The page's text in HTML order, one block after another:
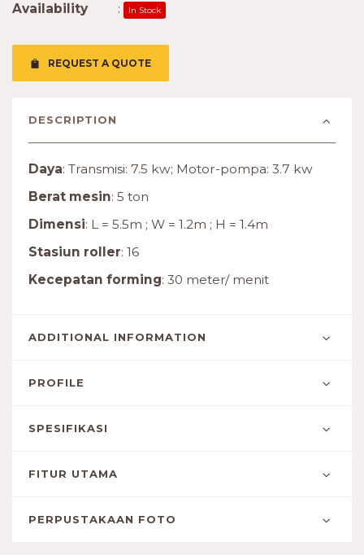
REQUEST A QUOTE
Availability
: In Stock
DESCRIPTION
Daya: Transmisi: 7.5 kw; Motor-pompa: 3.7 kw
Berat mesin: 5 ton
Dimensi: L = 5.5m ; W = 1.2m ; H = 1.4m
Stasiun roller: 16
Kecepatan forming: 30 meter/ menit
ADDITIONAL INFORMATION
PROFILE
SPESIFIKASI
FITUR UTAMA
PERPUSTAKAAN FOTO